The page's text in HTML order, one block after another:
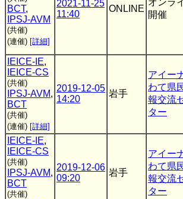
BCT,
IPSJ-AVM
(共催)
(連催) [詳細]
2021-11-25
11:40
ONLINE
オンラ
開催
IEICE-IE,
IEICE-CS
(共催)
IPSJ-AVM,
BCT
(共催)
(連催) [詳細]
2019-12-05
14:20
岩手
アイー
わて県
報交流
ター
IEICE-IE,
IEICE-CS
(共催)
IPSJ-AVM,
BCT
(共催)
2019-12-06
09:20
岩手
アイー
わて県
報交流
ター